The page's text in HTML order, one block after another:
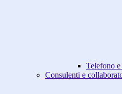
Telefono e
Consulenti e